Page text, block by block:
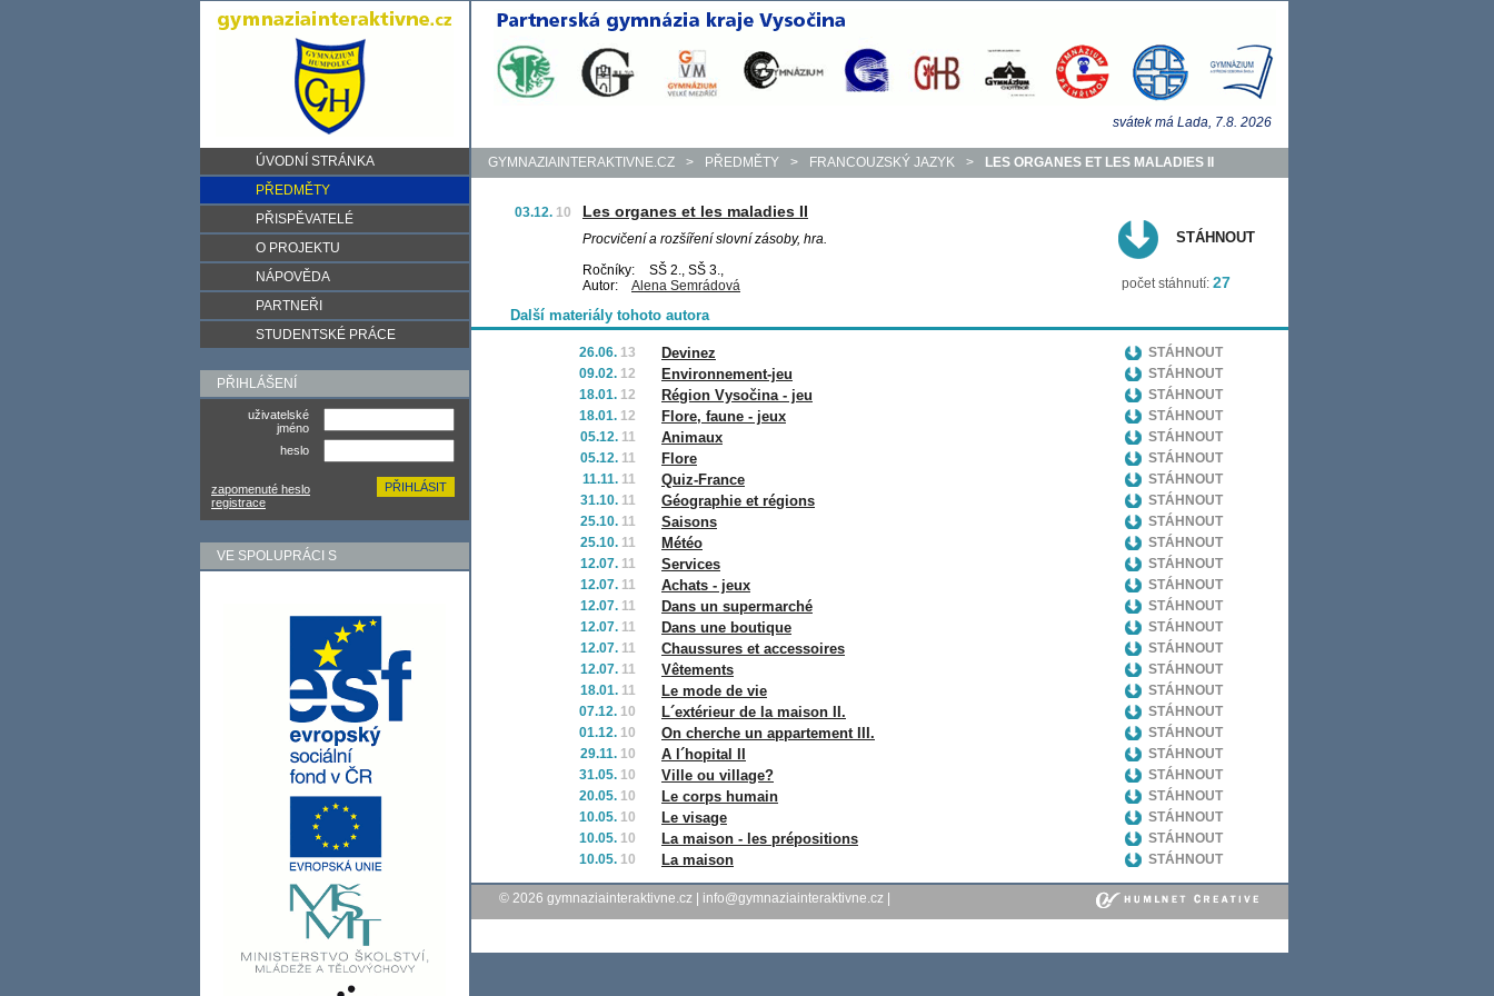
ÚVODNÍ STRÁNKA
PŘEDMĚTY
PŘISPĚVATELÉ
O PROJEKTU
NÁPOVĚDA
PARTNEŘI
STUDENTSKÉ PRÁCE
PŘIHLÁŠENÍ
uživatelské
jméno
heslo
zapomenuté heslo
registrace
VE SPOLUPRÁCI S
svátek má Lada, 7.8. 2026
GYMNAZIAINTERAKTIVNE.CZ > PŘEDMĚTY > FRANCOUZSKÝ JAZYK > LES ORGANES ET LES MALADIES II
03.12. 10 Les organes et les maladies II
Procvičení a rozšíření slovní zásoby, hra.
Ročníky:
SŠ 2., SŠ 3.,
Autor:
Alena Semrádová
STÁHNOUT
počet stáhnutí: 27
Další materiály tohoto autora
26.06. 13 Devinez
STÁHNOUT
09.02. 12 Environnement-jeu
STÁHNOUT
18.01. 12 Région Vysočina - jeu
STÁHNOUT
18.01. 12 Flore, faune - jeux
STÁHNOUT
05.12. 11 Animaux
STÁHNOUT
05.12. 11 Flore
STÁHNOUT
11.11. 11 Quiz-France
STÁHNOUT
31.10. 11 Géographie et régions
STÁHNOUT
25.10. 11 Saisons
STÁHNOUT
25.10. 11 Météo
STÁHNOUT
12.07. 11 Services
STÁHNOUT
12.07. 11 Achats - jeux
STÁHNOUT
12.07. 11 Dans un supermarché
STÁHNOUT
12.07. 11 Dans une boutique
STÁHNOUT
12.07. 11 Chaussures et accessoires
STÁHNOUT
12.07. 11 Vêtements
STÁHNOUT
18.01. 11 Le mode de vie
STÁHNOUT
07.12. 10 L´extérieur de la maison II.
STÁHNOUT
01.12. 10 On cherche un appartement III.
STÁHNOUT
29.11. 10 A l´hopital II
STÁHNOUT
31.05. 10 Ville ou village?
STÁHNOUT
20.05. 10 Le corps humain
STÁHNOUT
10.05. 10 Le visage
STÁHNOUT
10.05. 10 La maison - les prépositions
STÁHNOUT
10.05. 10 La maison STÁHNOUT
© 2026 gymnaziainteraktivne.cz info@gymnaziainteraktivne.cz